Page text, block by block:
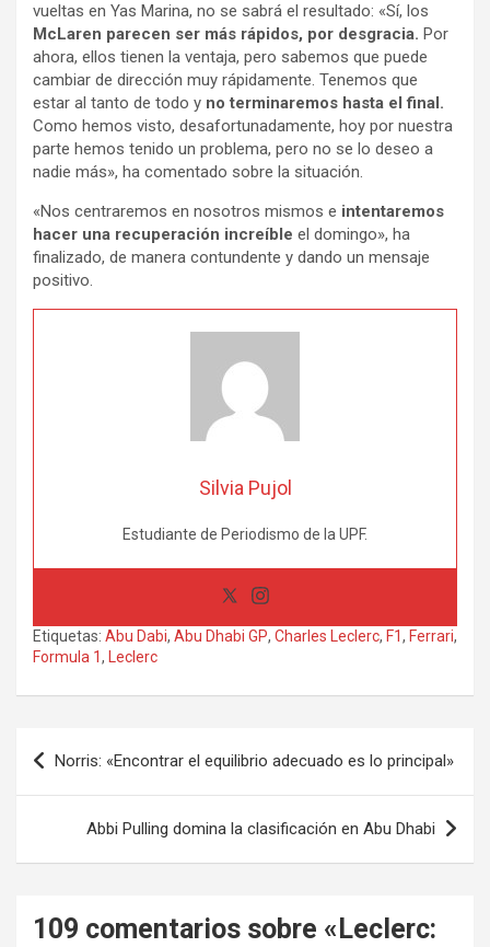
vueltas en Yas Marina, no se sabrá el resultado: «Sí, los
McLaren parecen ser más rápidos, por desgracia. Por
ahora, ellos tienen la ventaja, pero sabemos que puede
cambiar de dirección muy rápidamente. Tenemos que
estar al tanto de todo y no terminaremos hasta el final.
Como hemos visto, desafortunadamente, hoy por nuestra
parte hemos tenido un problema, pero no se lo deseo a
nadie más», ha comentado sobre la situación.
«Nos centraremos en nosotros mismos e intentaremos
hacer una recuperación increíble el domingo», ha
finalizado, de manera contundente y dando un mensaje
positivo.
Silvia Pujol
Estudiante de Periodismo de la UPF.
Etiquetas: Abu Dabi, Abu Dhabi GP, Charles Leclerc, F1, Ferrari,
Formula 1, Leclerc
Navegación
de
entradas
Norris: «Encontrar el equilibrio adecuado es lo principal»
Abbi Pulling domina la clasificación en Abu Dhabi
109 comentarios sobre « Leclerc: